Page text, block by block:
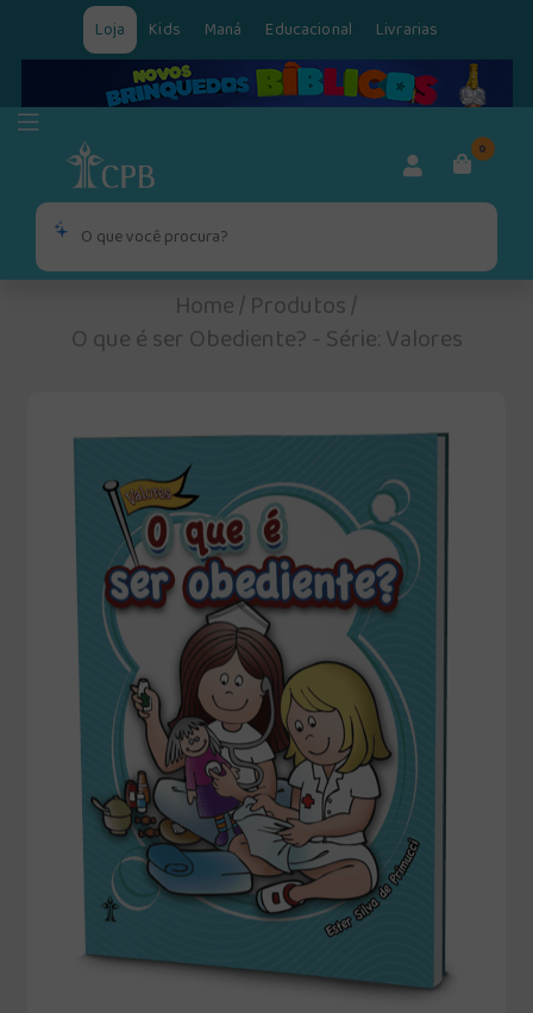
Loja Kids Maná Educacional Livrarias
0
Home/Produtos/
O que é ser Obediente? - Série: Valores